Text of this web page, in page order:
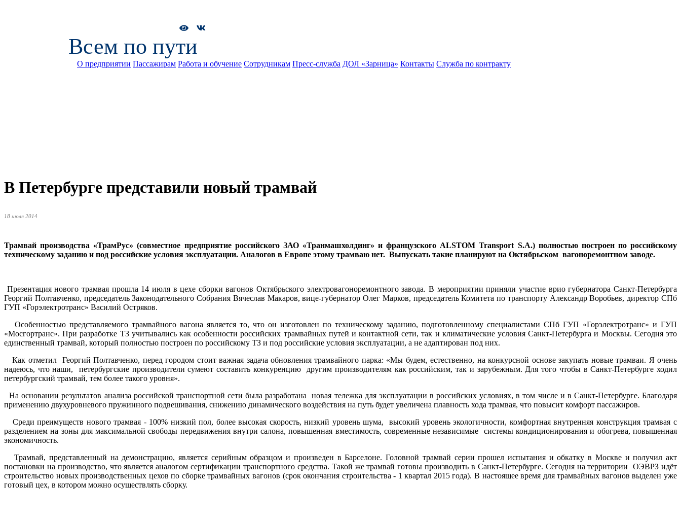
Всем по пути
О предприятии Пассажирам Работа и обучение Сотрудникам Пресс-служба ДОЛ «Зарница» Контакты Служба по контракту
В Петербурге представили новый трамвай
18 июля 2014
Трамвай производства «ТрамРус» (совместное предприятие российского ЗАО «Транмашхолдинг» и французского ALSTOM Transport S.A.) полностью построен по российскому
техническому заданию и под российские условия эксплуатации. Аналогов в Европе этому трамваю нет. Выпускать такие планируют на Октябрьском вагоноремонтном заводе.
Презентация нового трамвая прошла 14 июля в цехе сборки вагонов Октябрьского электровагоноремонтного завода. В мероприятии приняли участие врио губернатора Санкт-Петербурга
Георгий Полтавченко, председатель Законодательного Собрания Вячеслав Макаров, вице-губернатор Олег Марков, председатель Комитета по транспорту Александр Воробьев, директор СПб
ГУП «Горэлектротранс» Василий Остряков.
Особенностью представляемого трамвайного вагона является то, что он изготовлен по техническому заданию, подготовленному специалистами СПб ГУП «Горэлектротранс» и ГУП
«Мосгортранс». При разработке ТЗ учитывались как особенности российских трамвайных путей и контактной сети, так и климатические условия Санкт-Петербурга и Москвы. Сегодня это
единственный трамвай, который полностью построен по российскому ТЗ и под российские условия эксплуатации, а не адаптирован под них.
Как отметил Георгий Полтавченко, перед городом стоит важная задача обновления трамвайного парка: «Мы будем, естественно, на конкурсной основе закупать новые трамваи. Я очень
надеюсь, что наши, петербургские производители сумеют составить конкуренцию другим производителям как российским, так и зарубежным. Для того чтобы в Санкт-Петербурге ходил
петербургский трамвай, тем более такого уровня».
На основании результатов анализа российской транспортной сети была разработана новая тележка для эксплуатации в российских условиях, в том числе и в Санкт-Петербурге. Благодаря
применению двухуровневого пружинного подвешивания, снижению динамического воздействия на путь будет увеличена плавность хода трамвая, что повысит комфорт пассажиров.
Среди преимуществ нового трамвая - 100% низкий пол, более высокая скорость, низкий уровень шума, высокий уровень экологичности, комфортная внутренняя конструкция трамвая с
разделением на зоны для максимальной свободы передвижения внутри салона, повышенная вместимость, современные независимые системы кондиционирования и обогрева, повышенная
экономичность.
Трамвай, представленный на демонстрацию, является серийным образцом и произведен в Барселоне. Головной трамвай серии прошел испытания и обкатку в Москве и получил акт
постановки на производство, что является аналогом сертификации транспортного средства. Такой же трамвай готовы производить в Санкт-Петербурге. Сегодня на территории ОЭВРЗ идёт
строительство новых производственных цехов по сборке трамвайных вагонов (срок окончания строительства - 1 квартал 2015 года). В настоящее время для трамвайных вагонов выделен уже
готовый цех, в котором можно осуществлять сборку.